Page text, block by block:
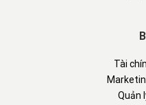
Tài
Quản